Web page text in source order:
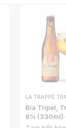
LA TRAPPE
Bia Tripel,
8% (330ml)
TRAPPE